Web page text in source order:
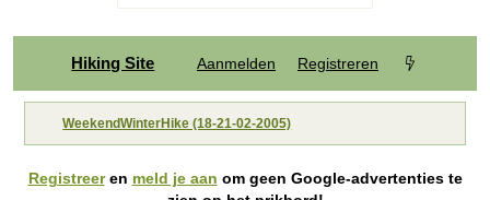
Hiking Site Aanmelden Registreren
WeekendWinterHike (18-21-02-2005)
Registreeren meld je aan om geen Google-advertenties te